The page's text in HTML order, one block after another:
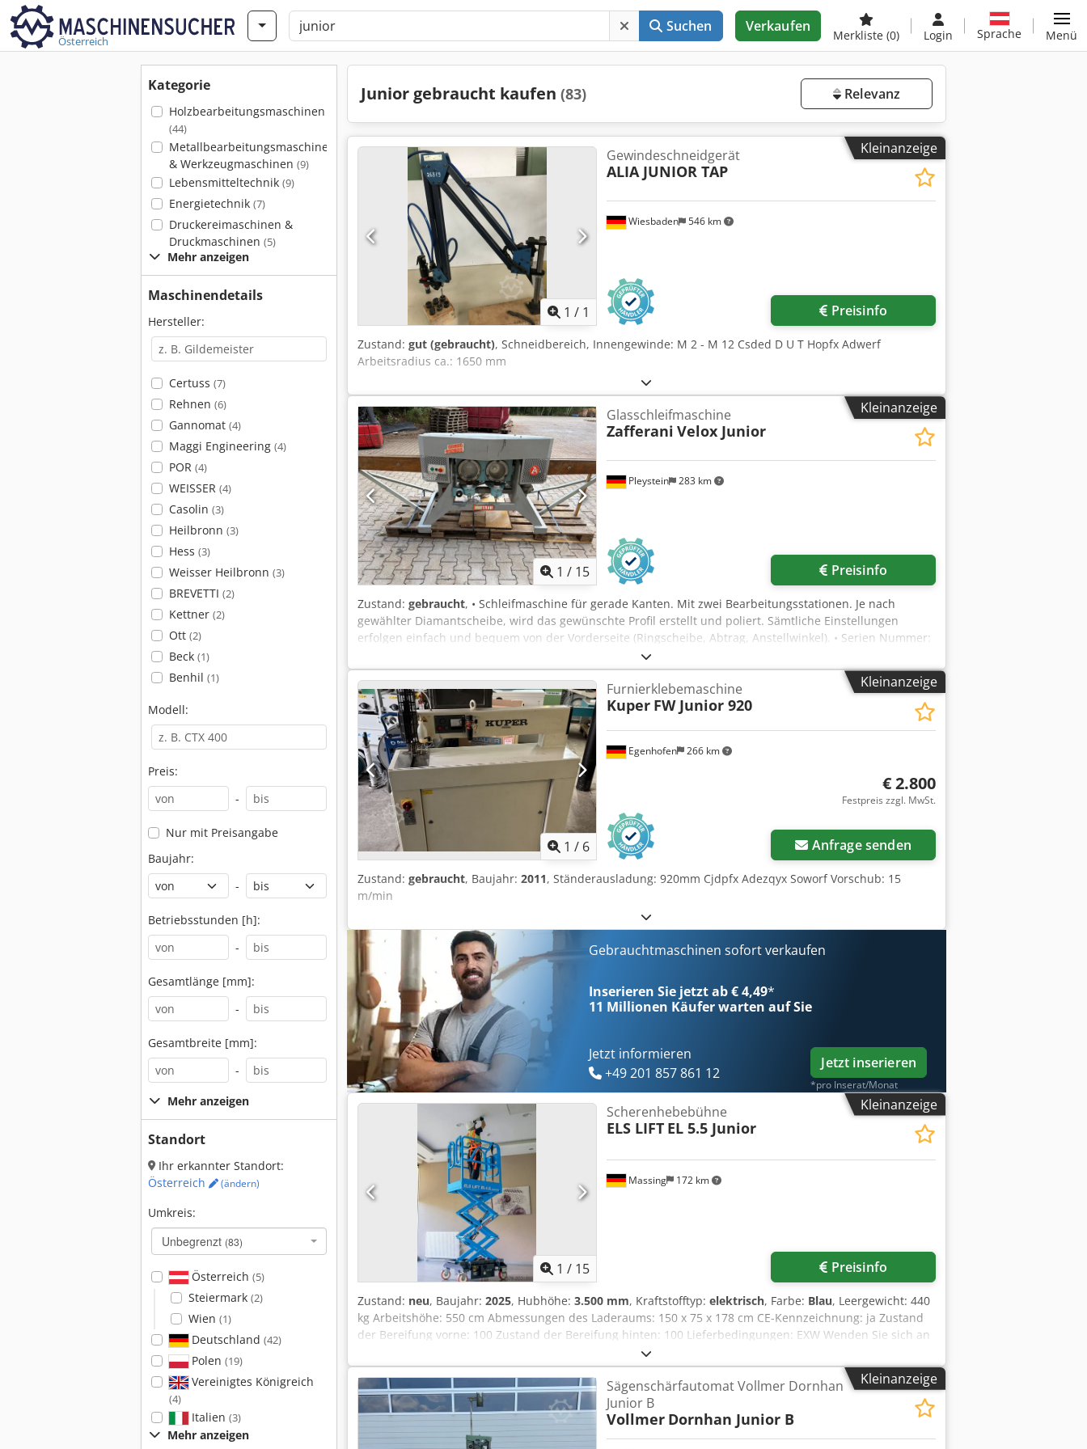
Österreich
Suchen Verkaufen
Merkliste (0) Login Sprache Menü
Kategorie
Holzbearbeitungsmaschinen
(44)
Metallbearbeitungsmaschinen
& Werkzeugmaschinen (9)
Lebensmitteltechnik (9)
Energietechnik (7)
Druckereimaschinen &
Druckmaschinen (5)
Mehr anzeigen
Maschinendetails
Hersteller:
Certuss (7)
Rehnen (6)
Gannomat (4)
Maggi Engineering (4)
POR (4)
WEISSER (4)
Casolin (3)
Heilbronn (3)
Hess (3)
Weisser Heilbronn (3)
BREVETTI (2)
Kettner (2)
Ott (2)
Beck (1)
Benhil (1)
Modell:
Preis:
-
Nur mit Preisangabe
Baujahr:
-
Betriebsstunden [h]:
-
Gesamtlänge [mm]:
-
Gesamtbreite [mm]:
-
Mehr anzeigen
Standort
Ihr erkannter Standort:
Österreich
(ändern)
Umkreis:
Unbegrenzt (83)
Österreich (5)
Steiermark (2)
Wien (1)
Deutschland (42)
Polen (19)
Vereinigtes Königreich
(4)
Italien (3)
Mehr anzeigen
Junior gebraucht kaufen (83) Relevanz
Kleinanzeige
1 / 1
Wiesbaden 546 km
Gewindeschneidgerät
ALIA JUNIOR TAP
Preisinfo
Zustand: gut (gebraucht), Schneidbereich, Innengewinde: M 2 - M 12 Csded D U T Hopfx Adwerf
Arbeitsradius ca.: 1650 mm
Kleinanzeige
1 / 15
Pleystein 283 km
Glasschleifmaschine
Zafferani Velox Junior
Preisinfo
Zustand: gebraucht, • Schleifmaschine für gerade Kanten. Mit zwei Bearbeitungsstationen. Je nach
gewählter Diamantscheibe, wird das gewünschte Profil erstellt und poliert. Sämtliche Einstellungen
erfolgen einfach und bequem von der Vorderseite (Ringscheibe, Abtrag, Anstellwinkel). • Serien Nummer:
84082 • Breite – 0,90 m • Einlauf – 1,40 m, Auslauf – 1,40 m • Maschine – 1,33 m • Höhe – 2,05 m
Credpfxezr Iyae Adwsf • Gesamt – 4,13 m • Gewicht 1050 kg • Preis Auf Anfrage
Kleinanzeige
1 / 6
Egenhofen 266 km
Furnierklebemaschine
Kuper FW Junior 920
€ 2.800
Festpreis zzgl. MwSt.
Anfrage senden
Zustand: gebraucht, Baujahr: 2011, Ständerausladung: 920mm Cjdpfx Adezqyx Soworf Vorschub: 15
m/min
Gebrauchtmaschinen sofort verkaufen
Inserieren Sie jetzt ab € 4,49*
11 Millionen Käufer warten auf Sie
Jetzt informieren
+49 201 857 861 12
Jetzt inserieren
*pro Inserat/Monat
Kleinanzeige
1 / 15
Massing 172 km
Scherenhebebühne
ELS LIFT EL 5.5 Junior
Preisinfo
Zustand: neu, Baujahr: 2025, Hubhöhe: 3.500 mm, Kraftstofftyp: elektrisch, Farbe: Blau, Leergewicht: 440
kg Arbeitshöhe: 550 cm Abmessungen des Laderaums: 150 x 75 x 178 cm CE-Kennzeichnung: ja Zustand
der Bereifung vorne: 100 Zustand der Bereifung hinten: 100 Lieferbedingungen: EXW Wenden Sie sich an
Rothlehner Arbeitsbühnen GmbH, um weitere Informationen zu erhalten. Push-Around: d.h. manuell zu
verfahren kleine kompakte Scheren-Arbeitsbühne, als sichere Alternative zu Leiter oder Rollgerüst.
Arbeitshöhe: 5,50 m Korblast: 240 kg / 1 Person Plattformgröße: 0,59 m x 1,33 m Eigengewicht: ca. 440 kg
Durchfahrtbreite: 0,75 m Durchfahrthöhe: 1,78 m Gesamtlänge: 1,50 m Bodenfreiheit: 0,07 m Lackierung
blau Batterieantrieb 12 V, Ladegerät vollautomatisch Betriebsstundenzähler Neigungsmesser 2° / 3°
Cjdsxpczgopfx Adwerf Batteriestandsanzeige Bereifung Vollgummi, rot, nichtmarkierend Feststellbremsen
Kleinanzeige
Sägenschärfautomat Vollmer Dornhan
Junior B
Vollmer Dornhan Junior B